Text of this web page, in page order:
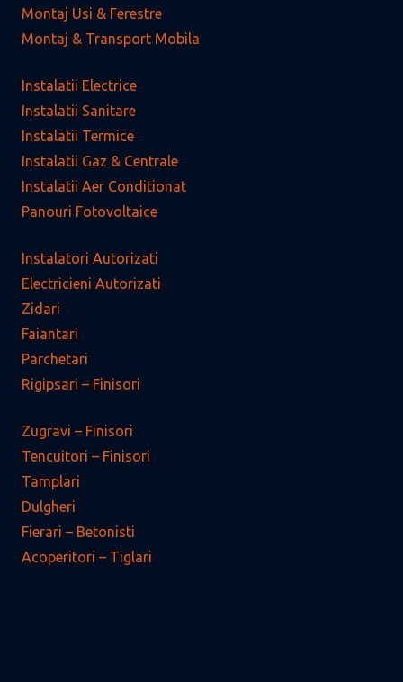
Montaj Usi & Ferestre
Montaj & Transport Mobila
Instalatii Electrice
Instalatii Sanitare
Instalatii Termice
Instalatii Gaz & Centrale
Instalatii Aer Conditionat
Panouri Fotovoltaice
Instalatori Autorizati
Electricieni Autorizati
Zidari
Faiantari
Parchetari
Rigipsari – Finisori
Zugravi – Finisori
Tencuitori – Finisori
Tamplari
Dulgheri
Fierari – Betonisti
Acoperitori – Tiglari